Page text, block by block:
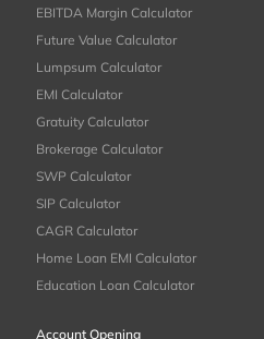
EBITDA Margin Calculator
Future Value Calculator
Lumpsum Calculator
EMI Calculator
Gratuity Calculator
Brokerage Calculator
SWP Calculator
SIP Calculator
CAGR Calculator
Home Loan EMI Calculator
Education Loan Calculator
Account Opening